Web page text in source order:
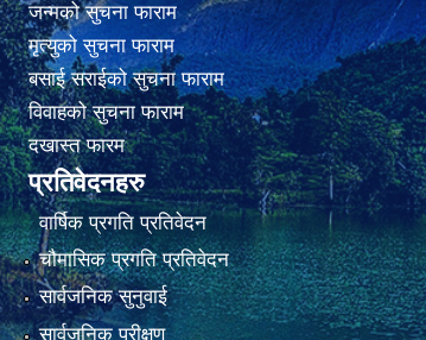
जन्मको सुचना फाराम
मृत्युको सुचना फाराम
बसाई सराईको सुचना फाराम
विवाहको सुचना फाराम
दखास्त फारम
प्रतिवेदनहरु
वार्षिक प्रगति प्रतिवेदन
चौमासिक प्रगति प्रतिवेदन
सार्वजनिक सुनुवाई
सार्वजनिक परीक्षण